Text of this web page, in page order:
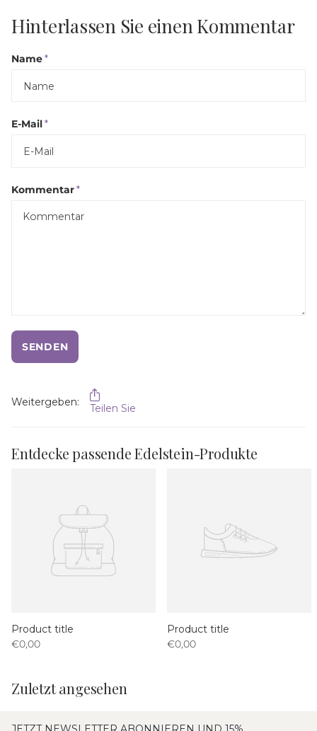
Hinterlassen Sie einen Kommentar
Name*
E-Mail*
Kommentar*
SENDEN
Weitergeben: Teilen Sie
Entdecke passende Edelstein-Produkte
Product title
€0,00
Product title
€0,00
Zuletzt angesehen